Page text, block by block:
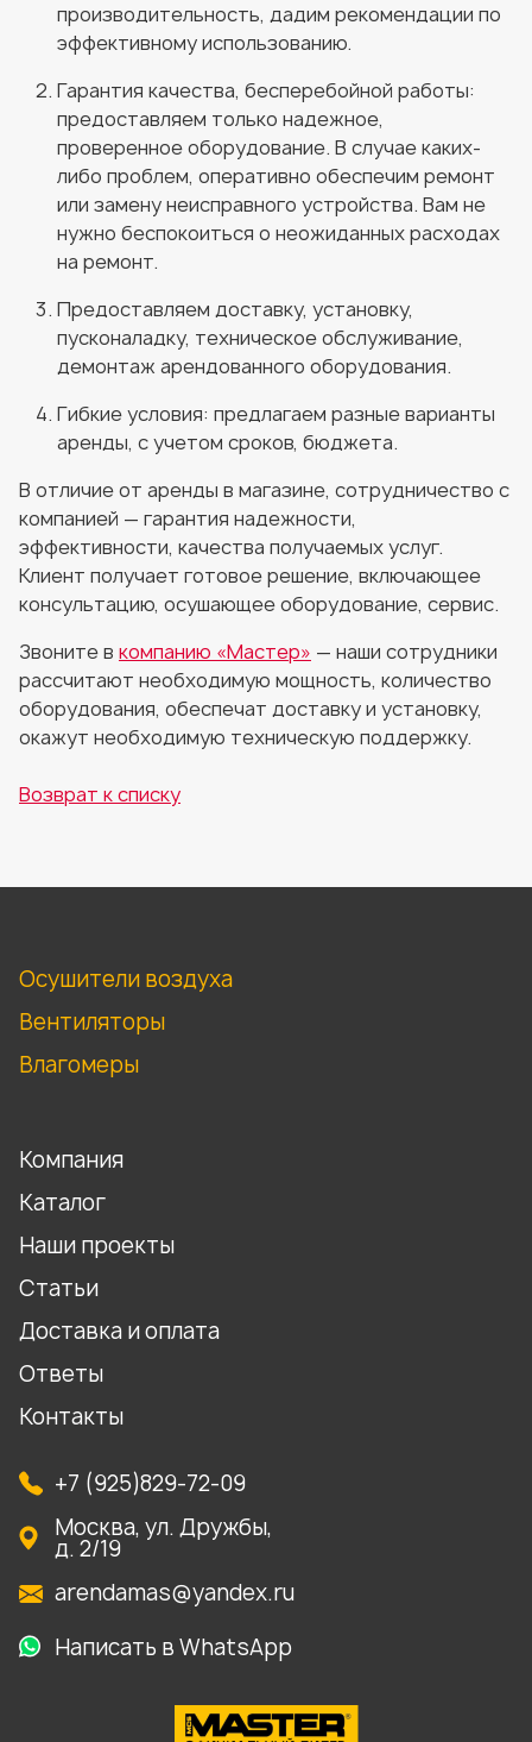
производительность, дадим рекомендации по
эффективному использованию.
Гарантия качества, бесперебойной работы:
предоставляем только надежное,
проверенное оборудование. В случае каких-
либо проблем, оперативно обеспечим ремонт
или замену неисправного устройства. Вам не
нужно беспокоиться о неожиданных расходах
на ремонт.
Предоставляем доставку, установку,
пусконаладку, техническое обслуживание,
демонтаж арендованного оборудования.
Гибкие условия: предлагаем разные варианты
аренды, с учетом сроков, бюджета.
В отличие от аренды в магазине, сотрудничество с
компанией — гарантия надежности,
эффективности, качества получаемых услуг.
Клиент получает готовое решение, включающее
консультацию, осушающее оборудование, сервис.
Звоните в компанию «Мастер» — наши сотрудники
рассчитают необходимую мощность, количество
оборудования, обеспечат доставку и установку,
окажут необходимую техническую поддержку.
Возврат к списку
Осушители воздуха
Вентиляторы
Влагомеры
Компания
Каталог
Наши проекты
Статьи
Доставка и оплата
Ответы
Контакты
+7 (925)829-72-09
Москва, ул. Дружбы,
д. 2/19
arendamas@yandex.ru
Написать в WhatsApp